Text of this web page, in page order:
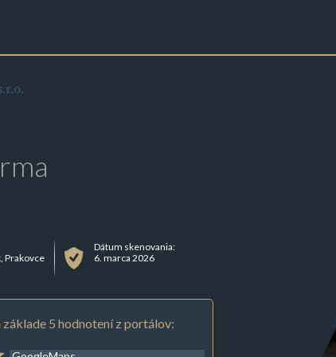
Prakovce
Dátum skenovania:
6. marca 2026
základe 5 hodnotení z portálov: